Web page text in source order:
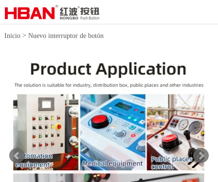
Inicio> Nuevo interruptor de botón